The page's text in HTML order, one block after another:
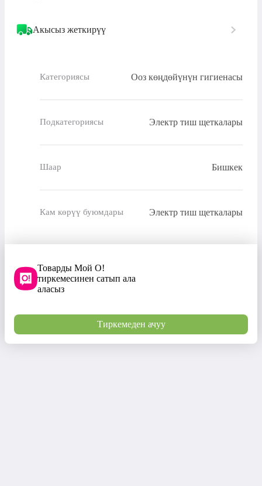
Акысыз жеткирүү
Категориясы Ооз көңдөйүнүн гигиенасы
Подкатегориясы Электр тиш щеткалары
Шаар Бишкек
Кам көрүү буюмдары Электр тиш щеткалары
Товарды Мой О!
тиркемесинен сатып ала
аласыз
Тиркемеден ачуу